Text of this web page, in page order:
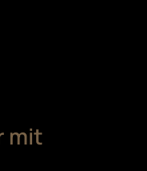
mit